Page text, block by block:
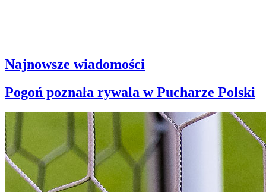
Najnowsze wiadomości
Pogoń poznała rywala w Pucharze Polski